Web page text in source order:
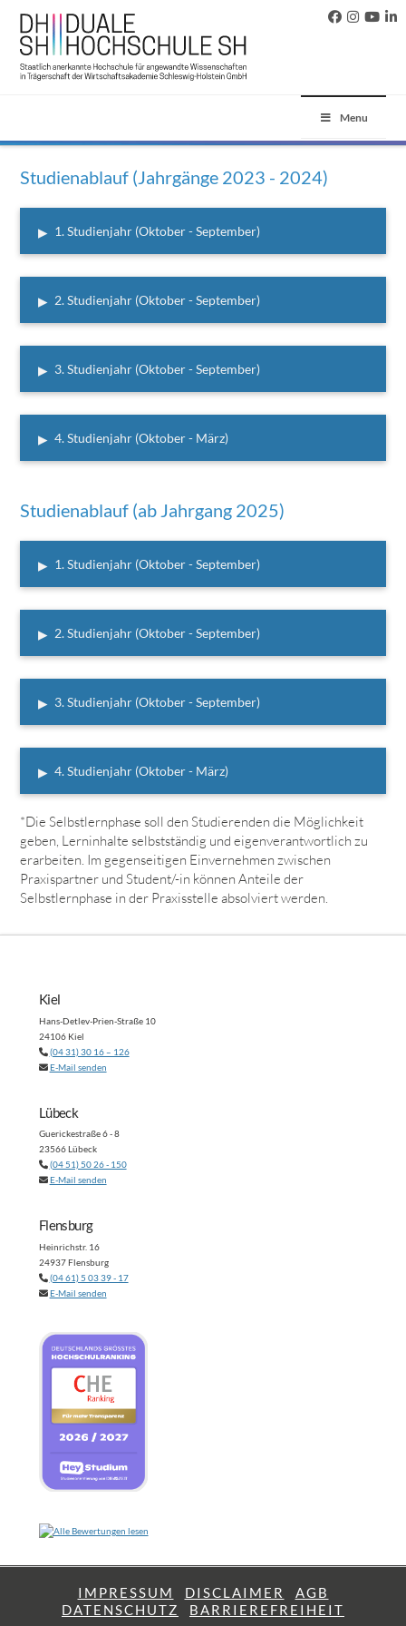
Menu
Studienablauf (Jahrgänge 2023 - 2024)
▸ 1. Studienjahr (Oktober - September)
▸ 2. Studienjahr (Oktober - September)
▸ 3. Studienjahr (Oktober - September)
▸ 4. Studienjahr (Oktober - März)
Studienablauf (ab Jahrgang 2025)
▸ 1. Studienjahr (Oktober - September)
▸ 2. Studienjahr (Oktober - September)
▸ 3. Studienjahr (Oktober - September)
▸ 4. Studienjahr (Oktober - März)
*Die Selbstlernphase soll den Studierenden die Möglichkeit
geben, Lerninhalte selbstständig und eigenverantwortlich zu
erarbeiten. Im gegenseitigen Einvernehmen zwischen
Praxispartner und Student/-in können Anteile der
Selbstlernphase in der Praxisstelle absolviert werden.
Kiel
Hans-Detlev-Prien-Straße 10
24106 Kiel
(04 31) 30 16 – 126
E-Mail senden
Lübeck
Guerickestraße 6 - 8
23566 Lübeck
(04 51) 50 26 - 150
E-Mail senden
Flensburg
Heinrichstr. 16
24937 Flensburg
(04 61) 5 03 39 - 17
E-Mail senden
IMPRESSUM DISCLAIMER
AGB
DATENSCHUTZ
BARRIEREFREIHEIT